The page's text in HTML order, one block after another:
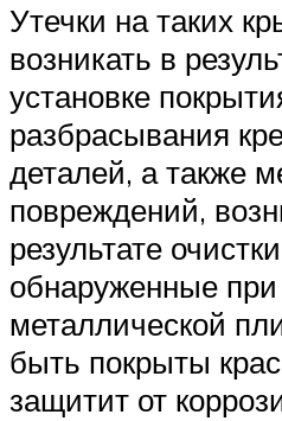
Утечки на таких
возникать в
установке
разбрасывания
деталей, а также
повреждений,
результате
обнаруженные
металлической
быть покрыты
защитит от